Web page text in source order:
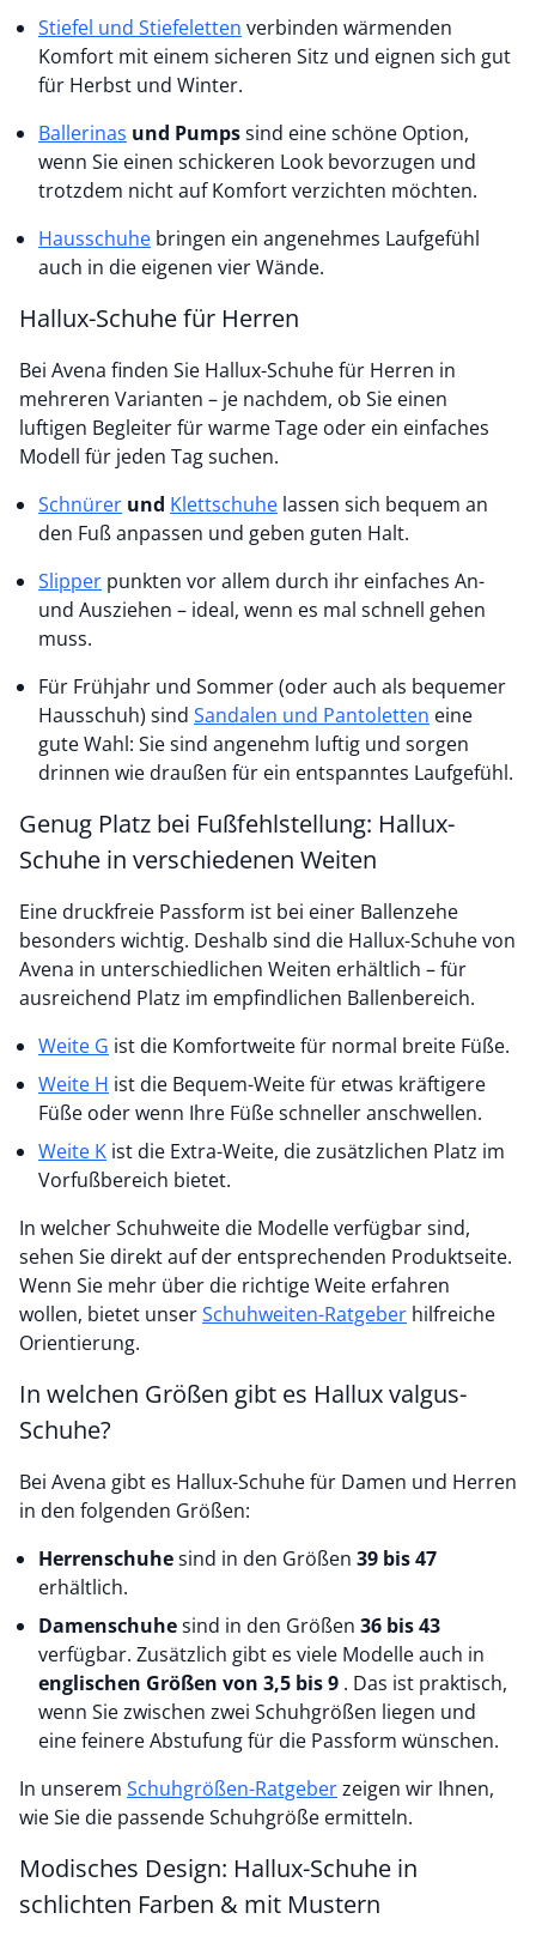
Stiefel und Stiefeletten verbinden wärmenden
Komfort mit einem sicheren Sitz und eignen sich gut
für Herbst und Winter.
Ballerinas und Pumpssind eine schöne Option,
wenn Sie einen schickeren Look bevorzugen und
trotzdem nicht auf Komfort verzichten möchten.
Hausschuhe bringen ein angenehmes Laufgefühl
auch in die eigenen vier Wände.
Hallux-Schuhe für Herren
Bei Avena finden Sie Hallux-Schuhe für Herren in
mehreren Varianten – je nachdem, ob Sie einen
luftigen Begleiter für warme Tage oder ein einfaches
Modell für jeden Tag suchen.
Schnürer und Klettschuhe
den Fuß anpassen und geben guten Halt.
Slipper
und Ausziehen – ideal, wenn es mal schnell gehen
muss.
Für Frühjahr und Sommer (oder auch als bequemer
Hausschuh) sind Sandalen und Pantoletten
gute Wahl: Sie sind angenehm luftig und sorgen
drinnen wie draußen für ein entspanntes Laufgefühl.
Genug Platz bei Fußfehlstellung: Hallux-
Schuhe in verschiedenen Weiten
Eine druckfreie Passform ist bei einer Ballenzehe
besonders wichtig. Deshalb sind die Hallux-Schuhe von
Avena in unterschiedlichen Weiten erhältlich – für
ausreichend Platz im empfindlichen Ballenbereich.
Weite G ist die Komfortweite für normal breite Füße.
Weite H
Füße oder wenn Ihre Füße schneller anschwellen.
Weite K
Vorfußbereich bietet.
In welcher Schuhweite die Modelle verfügbar sind,
sehen Sie direkt auf der entsprechenden Produktseite.
Wenn Sie mehr über die richtige Weite erfahren
wollen, bietet unserSchuhweiten-Ratgeber hilfreiche
Orientierung.
In welchen Größen gibt es Hallux valgus-
Schuhe?
Bei Avena gibt es Hallux-Schuhe für Damen und Herren
in den folgenden Größen:
Herrenschuhesind in den Größen 39 bis 47
erhältlich.
Damenschuhesind in den Größen 36 bis 43
verfügbar. Zusätzlich gibt es viele Modelle auch in
englischen Größen von 3,5 bis 9 . Das ist praktisch,
wenn Sie zwischen zwei Schuhgrößen liegen und
eine feinere Abstufung für die Passform wünschen.
In unserem Schuhgrößen-Ratgeber
wie Sie die passende Schuhgröße ermitteln.
Modisches Design: Hallux-Schuhe in
schlichten Farben & mit Mustern